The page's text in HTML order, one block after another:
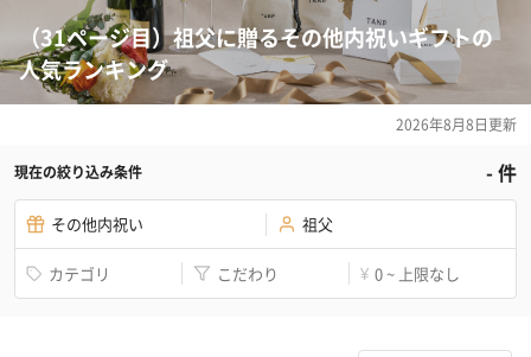
（31ページ目）祖父に贈るその他内祝いギフトの
人気ランキング
2026年8月8日更新
現在の絞り込み条件 -件
その他内祝い 祖父
カテゴリ こだわり ¥ 0 ~ 上限なし